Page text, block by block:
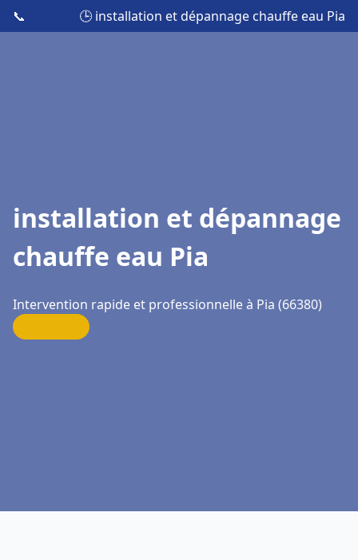
📞 🕒 installation et dépannage chauffe eau Pia
installation et dépannage
chauffe eau Pia
Intervention rapide et professionnelle à Pia (66380)